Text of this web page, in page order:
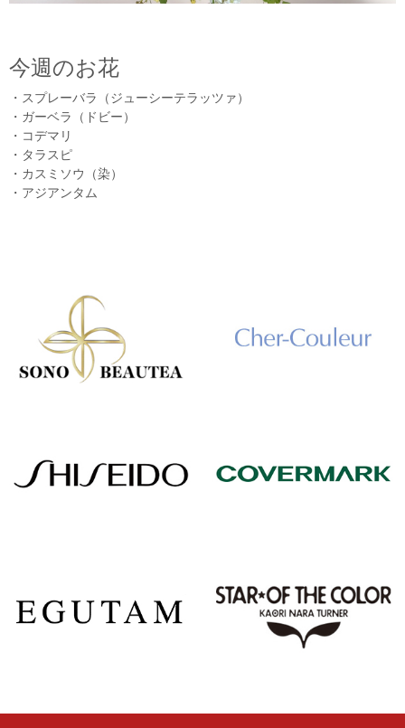
今週のお花
・スプレーバラ（ジューシーテラッツァ）
・ガーベラ（ドビー）
・コデマリ
・タラスピ
・カスミソウ（染）
・アジアンタム